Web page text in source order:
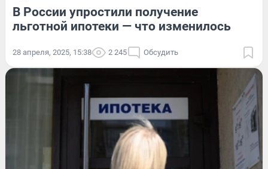
В России упростили получение
льготной ипотеки — что изменилось
28 апреля, 2025, 15:38 2 245 Обсудить